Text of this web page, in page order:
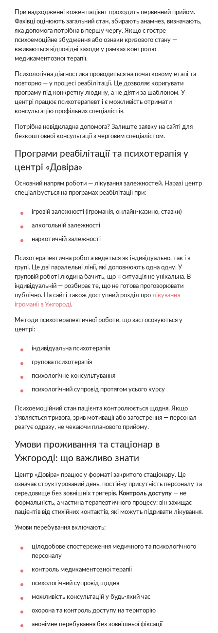
При надходженні кожен пацієнт проходить первинний прийом.
Фахівці оцінюють загальний стан, збирають анамнез, визначають,
яка допомога потрібна в першу чергу. Якщо є гостре
психоемоційне збудження або ознаки кризового стану —
вживаються відповідні заходи у рамках контролю
медикаментозної терапії.
Психологічна діагностика проводиться на початковому етапі та
повторно — у процесі реабілітації. Це дозволяє коригувати
програму під конкретну людину, а не діяти за шаблоном. У
центрі працює психотерапевт і є можливість отримати
консультацію профільних спеціалістів.
Потрібна невідкладна допомога? Залиште заявку на сайті для
безкоштовної консультації з черговим спеціалістом.
Програми реабілітації та психотерапія у
центрі «Довіра»
Основний напрям роботи — лікування залежностей. Наразі центр
спеціалізується на програмах реабілітації при:
ігровій залежності (ігроманія, онлайн-казино, ставки)
алкогольній залежності
наркотичній залежності
Психотерапевтична робота ведеться як індивідуально, так і в
групі. Це дві паралельні лінії, які доповнюють одна одну. У
груповій роботі людина бачить, що її ситуація не унікальна. В
індивідуальній — розбирає те, що не готова проговорювати
публічно. На сайті також доступний розділ про лікування
ігроманії в Ужгороді.
Методи психотерапевтичної роботи, що застосовуються у
центрі:
індивідуальна психотерапія
групова психотерапія
психологічне консультування
психологічний супровід протягом усього курсу
Психоемоційний стан пацієнта контролюється щодня. Якщо
з'являється тривога, зрив мотивації або загострення — персонал
реагує одразу, не чекаючи планового прийому.
Умови проживання та стаціонар в
Ужгороді: що важливо знати
Центр «Довіра» працює у форматі закритого стаціонару. Це
означає структурований день, постійну присутність персоналу та
середовище без зовнішніх тригерів. Контроль доступу — не
формальність, а частина терапевтичного процесу: він захищає
пацієнтів від стихійних контактів, які можуть підривати лікування.
Умови перебування включають:
цілодобове спостереження медичного та психологічного
персоналу
контроль медикаментозної терапії
психологічний супровід щодня
можливість консультацій у будь-який час
охорона та контроль доступу на територію
анонімне перебування без зовнішньої фіксації